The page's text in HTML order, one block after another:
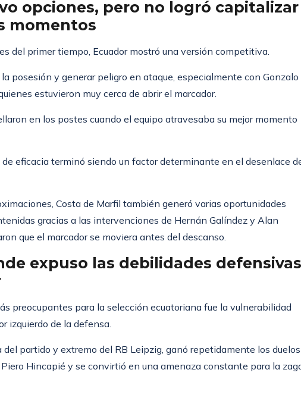
opciones, pero no logró capitalizar
momentos
del primer tiempo, Ecuador mostró una versión competitiva.
posesión y generar peligro en ataque, especialmente con Gonzalo
estuvieron muy cerca de abrir el marcador.
en los postes cuando el equipo atravesaba su mejor momento
eficacia terminó siendo un factor determinante en el desenlace del
Costa de Marfil también generó varias oportunidades
gracias a las intervenciones de Hernán Galíndez y Alan
que el marcador se moviera antes del descanso.
expuso las debilidades defensivas
preocupantes para la selección ecuatoriana fue la vulnerabilidad
izquierdo de la defensa.
del partido y extremo del RB Leipzig, ganó repetidamente los duelos
Hincapié y se convirtió en una amenaza constante para la zaga